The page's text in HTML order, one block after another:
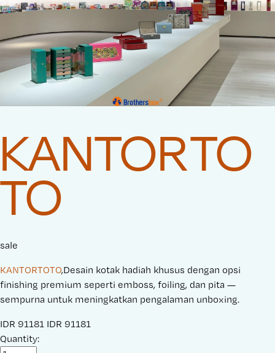
KANTORTO
TO
sale
KANTORTOTO,Desain kotak hadiah khusus dengan opsi
finishing premium seperti emboss, foiling, dan pita —
sempurna untuk meningkatkan pengalaman unboxing.
S
a
IDR 91181 O
IDR 91181
Quantity: